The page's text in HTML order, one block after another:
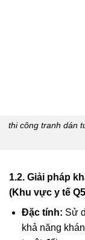
thi công tranh dán
1.2. Giải pháp
(Khu vực y tế
Đặc tính: Sử
khả năng